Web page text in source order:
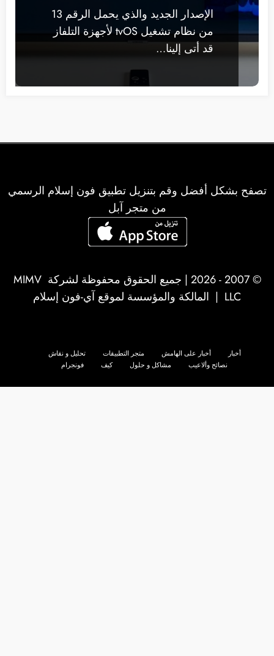
الإصدار الجديد والذي يحمل الرقم 13
من نظام تشغيل tvOS لأجهزة التلفاز
قد أتى إلينا…
تصفح بشكل أفضل وقم بتنزيل تطبيق فون إسلام الرسمي
من متجر آبل
© 2007 - 2026 | جميع الحقوق محفوظة لشركة
MIMV
LLC | المالكة والمؤسسة لموقع آي-فون إسلام
أخبار أخبار على الهامش متجر التطبيقات
تحليل و نقاش
نصائح وألاعيب
مشاكل و حلول كيف فونجرام